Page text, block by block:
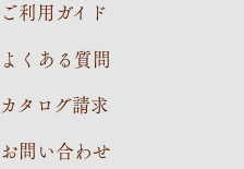
ご利用ガイド
よくある質問
カタログ請求
お問い合わせ